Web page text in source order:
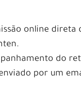
online direta
do
por um